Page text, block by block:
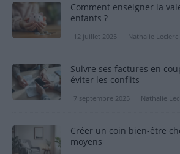
Comment enseigner la
enfants ?
12 juillet 2025 Nathalie Leclerc
Suivre ses factures en
éviter les conflits
7 septembre 2025 Nathalie
Créer un coin bien-être
moyens